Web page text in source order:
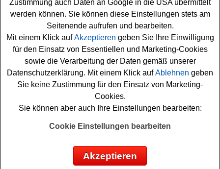
KitchenAid Artisan in Rot im Wert von ca. 419 Euro - und
mit etwas Glück können Sie diese tolle Küchenmaschine
Magazin Gewinnspiel
kostenlos teilnehmen möchten, müssen Sie kurz das
kleine Formular ausfüllen. Damit können Sie sich schon
Ihre Gewinnchance sichern. Viel Glück!
KitchenAid Artisan Küchenmaschine
Anzeige:
Zustimmung auch Daten an Google in die USA übermittelt
werden können. Sie können diese Einstellungen stets am
Seitenende aufrufen und bearbeiten.
Mit einem Klick aufAkzeptieren geben Sie Ihre Einwilligung
für den Einsatz von Essentiellen und Marketing-Cookies
sowie die Verarbeitung der Daten gemäß unserer
Datenschutzerklärung. Mit einem Klick aufAblehnen geben
Sie keine Zustimmung für den Einsatz von Marketing-
Cookies.
Sie können aber auch Ihre Einstellungen bearbeiten:
Cookie Einstellungen bearbeiten
Akzeptieren